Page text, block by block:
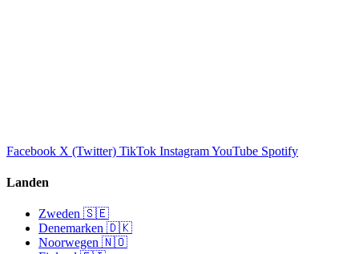
Facebook X (Twitter) TikTok InstagramYouTube Spotify
Landen
Zweden 🇸🇪
Denemarken 🇩🇰
Noorwegen 🇳🇴